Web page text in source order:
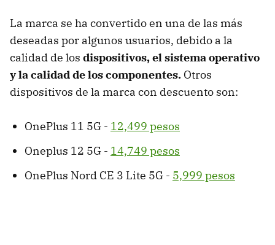
La marca se ha convertido en una de las más
deseadas por algunos usuarios, debido a la
calidad de los dispositivos, el sistema operativo
y la calidad de los componentes. Otros
dispositivos de la marca con descuento son:
OnePlus 11 5G - 12,499 pesos
Oneplus 12 5G - 14,749 pesos
OnePlus Nord CE 3 Lite 5G - 5,999 pesos